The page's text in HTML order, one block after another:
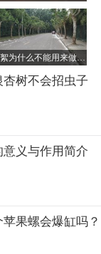
很多地方说法不
而来，早就被改
还真的说不清
原型吧。
杨絮为什么不能用来做棉衣、羽绒服，杨絮对人体有什么危害？
树不会招虫子
义与作用简介
果螺会爆缸吗？